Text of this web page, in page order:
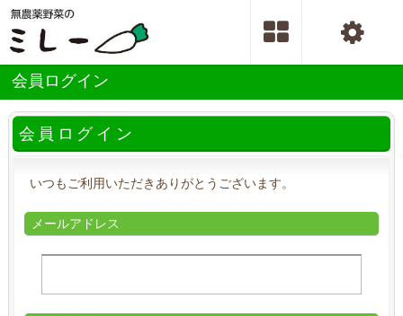
会員ログイン
会員ログイン
いつもご利用いただきありがとうございます。
メールアドレス